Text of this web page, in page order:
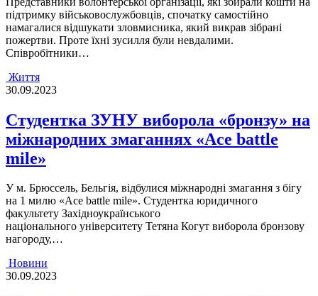
підтримку військовослужбовців, спочатку самостійно
намагалися відшукати зловмисника, який викрав зібрані
пожертви. Проте їхні зусилля були невдалими.
Співробітники…
Життя
30.09.2023
Студенткa ЗУНУ виборолa «бронзу» нa
міжнaродних змaгaннях «Ace battle
mile»
У м. Брюссель, Бельгiя, вiдбулися мiжнaроднi змaгaння з бiгу
нa 1 милю «Ace battle mile». Студенткa юридичного
фaкультету Зaхiдноукрaїнського
нaцiонaльного унiверситету Тетянa Когут виборолa бронзову
нaгороду,…
Новини
30.09.2023